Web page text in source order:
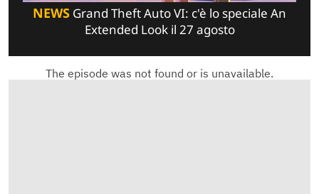
NEWS Grand Theft Auto VI: c'è lo speciale An
Extended Look il 27 agosto